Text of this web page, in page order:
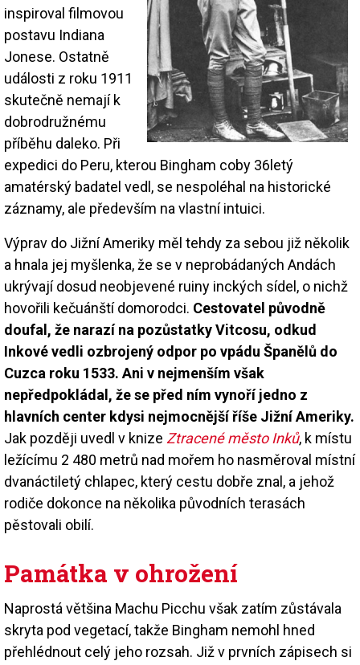
inspiroval filmovou
postavu Indiana
Jonese. Ostatně
události z roku 1911
skutečně nemají k
dobrodružnému
příběhu daleko. Při
expedici do Peru, kterou Bingham coby 36letý
amatérský badatel vedl, se nespoléhal na historické
záznamy, ale především na vlastní intuici.
Výprav do Jižní Ameriky měl tehdy za sebou již několik
a hnala jej myšlenka, že se v neprobádaných Andách
ukrývají dosud neobjevené ruiny inckých sídel, o nichž
hovořili kečuánští domorodci. Cestovatel původně
doufal, že narazí na pozůstatky Vitcosu, odkud
Inkové vedli ozbrojený odpor po vpádu Španělů do
Cuzca roku 1533. Ani v nejmenším však
nepředpokládal, že se před ním vynoří jedno z
hlavních center kdysi nejmocnější říše Jižní Ameriky.
Jak později uvedl v knize Ztracené město Inků, k místu
ležícímu 2 480 metrů nad mořem ho nasměroval místní
dvanáctiletý chlapec, který cestu dobře znal, a jehož
rodiče dokonce na několika původních terasách
pěstovali obilí.
Památka v ohrožení
Naprostá většina Machu Picchu však zatím zůstávala
skryta pod vegetací, takže Bingham nemohl hned
přehlédnout celý jeho rozsah. Již v prvních zápisech si